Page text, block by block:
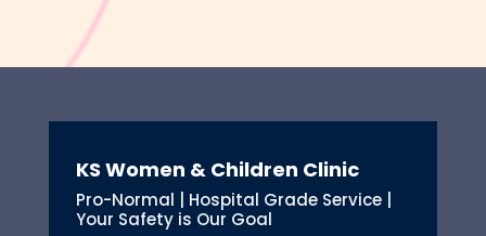
KS Women & Children Clinic
Pro-Normal | Hospital Grade Service |
Your Safety is Our Goal